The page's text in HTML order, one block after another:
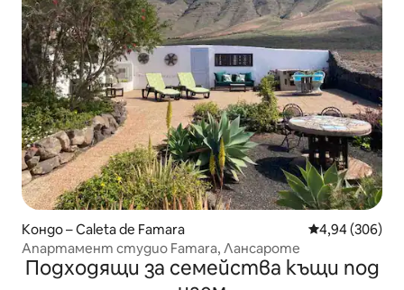
Кондо – Caleta de Famara Средна
4,94 (306)
Апартамент студио Famara, Лансароте
Подходящи за семейства къщи под